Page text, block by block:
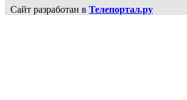
Сайт разработан в Телепортал.ру